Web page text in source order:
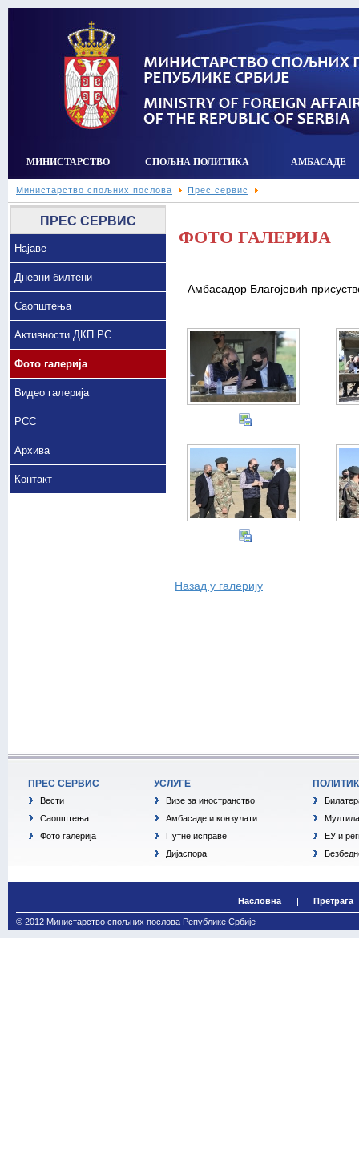
МИНИСТАРСТВО СПОЉНА ПОЛИТИКА АМБАСАДЕ
Министарство спољних послова Прес сервис
ПРЕС СЕРВИС
Најаве
Дневни билтени
Саопштења
Активности ДКП РС
Фото галерија
Видео галерија
РСС
Архива
Контакт
ФОТО ГАЛЕРИЈА
Амбасадор Благојевић
Назад у галерију
ПРЕС СЕРВИС
Вести
Саопштења
Фото галерија
УСЛУГЕ
Визе за иностранство
Амбасаде и конзулати
Путне исправе
Дијаспора
ЕУ и
Насловна Претрага
© 2012 Министарство спољних послова Републике Србије